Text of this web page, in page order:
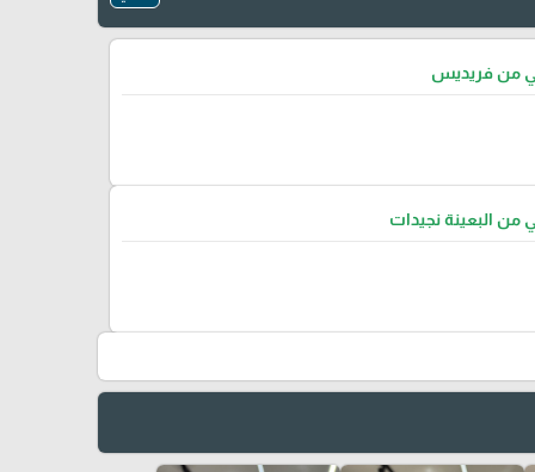
من فريديس
من البعينة نجيدات